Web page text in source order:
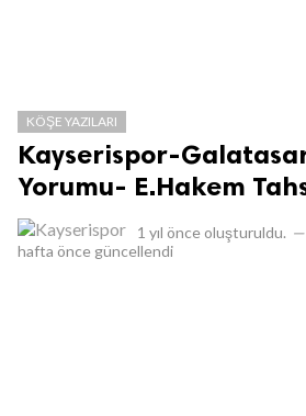
KÖŞE YAZILARI
Kayserispor-
Yorumu- E.Hakem
1 yıl önce oluşturuldu. —
hafta önce güncellendi